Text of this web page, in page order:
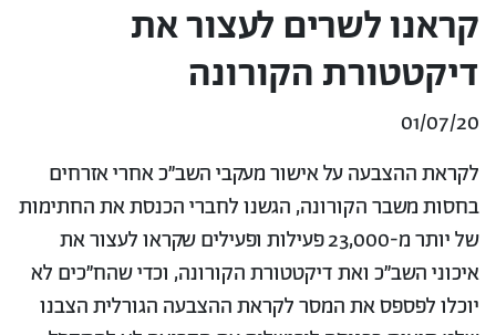
קראנו לשרים לעצור את
דיקטטורת הקורונה
01/07/20
לקראת ההצבעה על אישור מעקבי השב״כ אחרי אזרחים
בחסות משבר הקורונה, הגשנו לחברי הכנסת את החתימות
של יותר מ-23,000 פעילות ופעילים שקראו לעצור את
איכוני השב״כ ואת דיקטטורת הקורונה, וכדי שהח״כים לא
יוכלו לפספס את המסר לקראת ההצבעה הגורלית הצבנו